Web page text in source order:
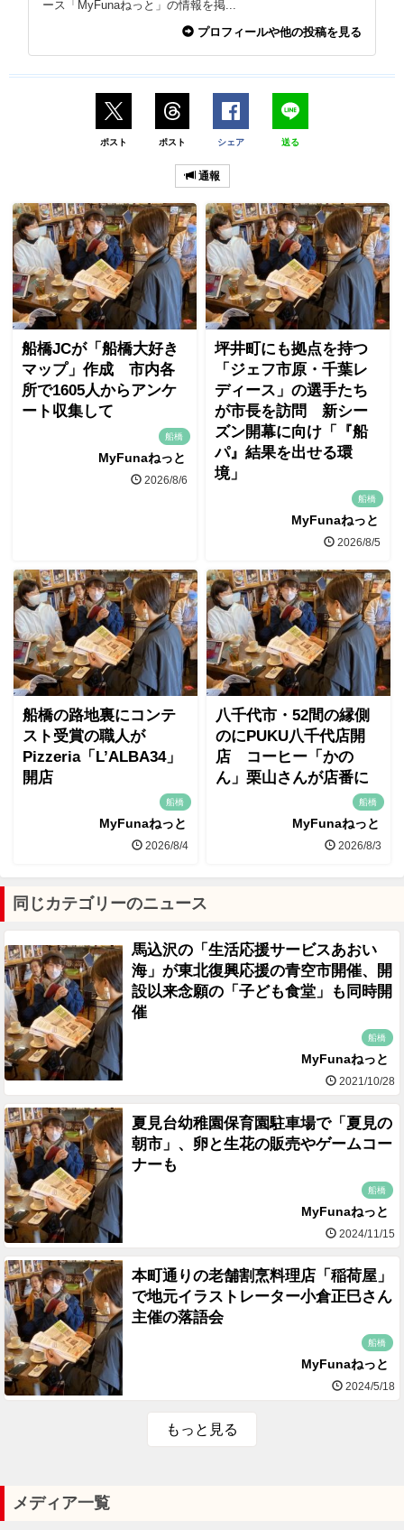
ース「MyFunaねっと」の情報を掲...
プロフィールや他の投稿を見る
ポスト ポスト シェア 送る
通報
船橋JCが「船橋大好き
マップ」作成 市内各
所で1605人からアンケ
ート収集して
船橋
MyFunaねっと
2026/8/6
坪井町にも拠点を持つ
「ジェフ市原・千葉レ
ディース」の選手たち
が市長を訪問 新シー
ズン開幕に向け「『船
パ』結果を出せる環
境」
船橋
MyFunaねっと
2026/8/5
船橋の路地裏にコンテ
スト受賞の職人が
Pizzeria「L’ALBA34」
開店
船橋
MyFunaねっと
2026/8/4
八千代市・52間の縁側
のにPUKU八千代店開
店 コーヒー「かの
ん」栗山さんが店番に
船橋
MyFunaねっと
2026/8/3
同じカテゴリーのニュース
馬込沢の「生活応援サービスあおい
海」が東北復興応援の青空市開催、開
設以来念願の「子ども食堂」も同時開
催
船橋
MyFunaねっと
2021/10/28
夏見台幼稚園保育園駐車場で「夏見の
朝市」、卵と生花の販売やゲームコー
ナーも
船橋
MyFunaねっと
2024/11/15
本町通りの老舗割烹料理店「稲荷屋」
で地元イラストレーター小倉正巳さん
主催の落語会
船橋
MyFunaねっと
2024/5/18
もっと見る
メディア一覧